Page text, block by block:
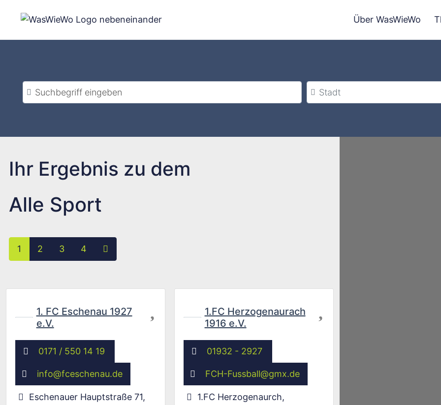
Inhalt
Über WasWieWo
Suchbegriff eingeben Stadt
Ihr Ergebnis zu dem
Alle Sport
Posts navigation
1 2 3 4 Ältere Beiträge
1. FC Eschenau 1927
e.V.
0171 / 550 14 19
info@fceschenau.de
Eschenauer Hauptstraße 71,
1.FC Herzogenaurach
1916 e.V.
01932 - 2927
FCH-Fussball@gmx.de
1.FC Herzogenaurch,